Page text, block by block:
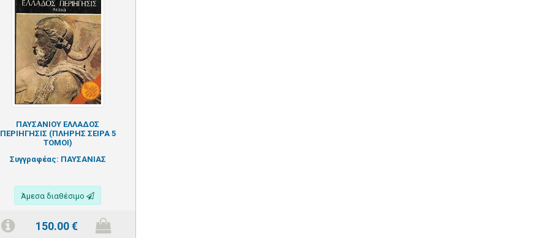
ΠΑΥΣΑΝΙΟΥ ΕΛΛΑΔΟΣ
ΠΕΡΙΗΓΗΣΙΣ (ΠΛΗΡΗΣ ΣΕΙΡΑ 5
ΤΟΜΟΙ)
Συγγραφέας: ΠΑΥΣΑΝΙΑΣ
Άμεσα διαθέσιμο
150.00€